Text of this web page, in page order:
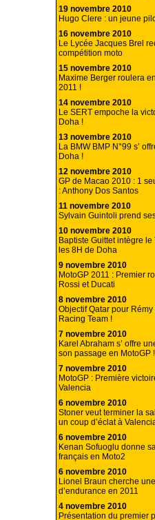
19 novembre 2010
Hugo Clere : un jeune
16 novembre 2010
Le Lycée Jacques Brel
compétition moto
15 novembre 2010
Maxime Berger roulera
2011 !
14 novembre 2010
Le SERT empoche la
Doha !
13 novembre 2010
La BMW BMP N°99 s’
Doha !
12 novembre 2010
GP de Macao 2010 : 1
: Anthony Dos Santos
11 novembre 2010
Sylvain Guintoli prend
10 novembre 2010
Baptiste Guittet intègre
les 8H de Doha
9 novembre 2010
MotoGP 2011 : Premier
Rossi et Ducati
8 novembre 2010
Objectif Qatar pour
Racing Team !
7 novembre 2010
Karel Abraham s’ offre
son passage en MotoGP !
7 novembre 2010
MotoGP : Première
Valencia
6 novembre 2010
Stoner veut terminer la
un coup d’éclat à
6 novembre 2010
Kenan Sofuoglu donne
français en Moto2
6 novembre 2010
Lionel Braun cherche
d’endurance en 2011
4 novembre 2010
Présentation du premier